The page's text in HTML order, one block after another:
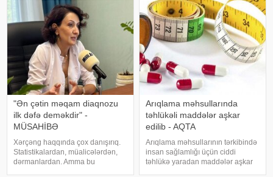
qalmasınd
ol
"Ən çətin məqam diaqnozu
ilk dəfə deməkdir" -
MÜSAHİBƏ
Xərçəng haqqında çox danışırıq.
Statistikalardan, müalicələrdən,
dərmanlardan. Amma bu
Arıqlama məhsullarında
təhlükəli maddələr aşkar
edilib - AQTA
Arıqlama məhsullarının tərkibində
insan sağlamlığı üçün ciddi
təhlükə yaradan maddələr aşkar